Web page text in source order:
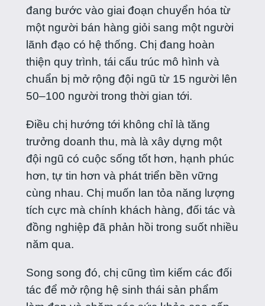
đang bước vào giai đoạn chuyển hóa từ
một người bán hàng giỏi sang một người
lãnh đạo có hệ thống. Chị đang hoàn
thiện quy trình, tái cấu trúc mô hình và
chuẩn bị mở rộng đội ngũ từ 15 người lên
50–100 người trong thời gian tới.
Điều chị hướng tới không chỉ là tăng
trưởng doanh thu, mà là xây dựng một
đội ngũ có cuộc sống tốt hơn, hạnh phúc
hơn, tự tin hơn và phát triển bền vững
cùng nhau. Chị muốn lan tỏa năng lượng
tích cực mà chính khách hàng, đối tác và
đồng nghiệp đã phản hồi trong suốt nhiều
năm qua.
Song song đó, chị cũng tìm kiếm các đối
tác để mở rộng hệ sinh thái sản phẩm